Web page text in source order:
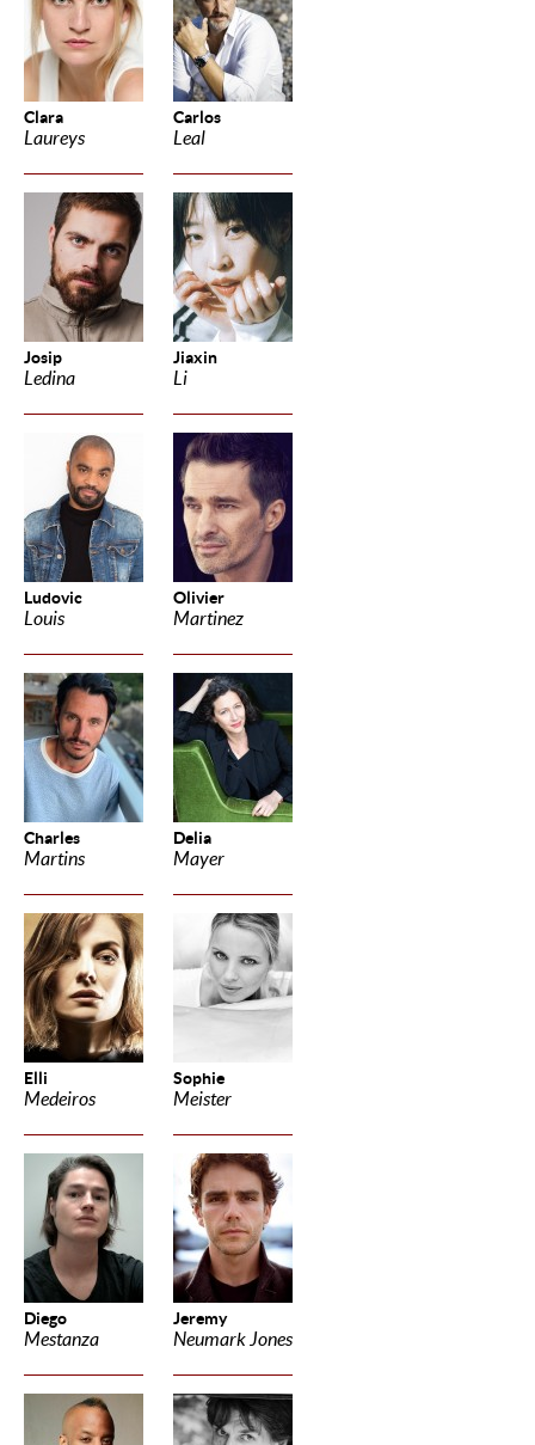
Clara
Laureys
Carlos
Leal
Josip
Ledina
Jiaxin
Li
Ludovic
Louis
Olivier
Martinez
Charles
Martins
Delia
Mayer
Elli
Medeiros
Sophie
Meister
Diego
Mestanza
Jeremy
Neumark Jones